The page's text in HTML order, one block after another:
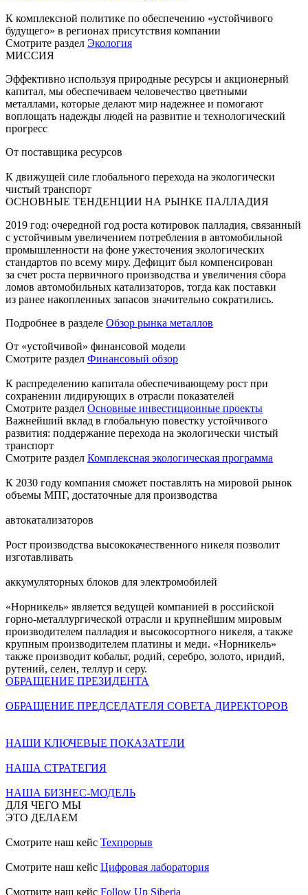
К комплексной политике по обеспечению «устойчивого
будущего» в регионах присутствия компании
Смотрите раздел Экология
МИССИЯ
Эффективно используя природные ресурсы и акционерный
капитал, мы обеспечиваем человечество цветными
металлами, которые делают мир надежнее и помогают
воплощать надежды людей на развитие и технологический
прогресс
От поставщика ресурсов
К движущей силе глобального перехода на экологически
чистый транспорт
ОСНОВНЫЕ ТЕНДЕНЦИИ НА РЫНКЕ ПАЛЛАДИЯ
2019 год: очередной год роста котировок палладия, связанный
с устойчивым увеличением потребления в автомобильной
промышленности на фоне ужесточения экологических
стандартов по всему миру. Дефицит был компенсирован
за счет роста первичного производства и увеличения сбора
ломов автомобильных катализаторов, тогда как поставки
из ранее накопленных запасов значительно сократились.
Подробнее в разделе Обзор рынка металлов
От «устойчивой» финансовой модели
Смотрите раздел Финансовый обзор
К распределению капитала обеспечивающему рост при
сохранении лидирующих в отрасли показателей
Смотрите раздел Основные инвестиционные проекты
Важнейший вклад в глобальную повестку устойчивого
развития: поддержание перехода на экологически чистый
транспорт
Смотрите раздел Комплексная экологическая программа
К 2030 году компания сможет поставлять на мировой рынок
объемы МПГ, достаточные для производства
автокатализаторов
Рост производства высококачественного никеля позволит
изготавливать
аккумуляторных блоков для электромобилей
«Норникель» является ведущей компанией в российской
горно-металлургической отрасли и крупнейшим мировым
производителем палладия и высокосортного никеля, а также
крупным производителем платины и меди. «Норникель»
также производит кобальт, родий, серебро, золото, иридий,
рутений, селен, теллур и серу.
ОБРАЩЕНИЕ ПРЕЗИДЕНТА
ОБРАЩЕНИЕ ПРЕДСЕДАТЕЛЯ СОВЕТА ДИРЕКТОРОВ
НАШИ КЛЮЧЕВЫЕ ПОКАЗАТЕЛИ
НАША СТРАТЕГИЯ
НАША БИЗНЕС-МОДЕЛЬ
ДЛЯ ЧЕГО МЫ
ЭТО ДЕЛАЕМ
Смотрите наш кейс Техпрорыв
Смотрите наш кейс Цифровая лаборатория
Смотрите наш кейс Follow Up Siberia